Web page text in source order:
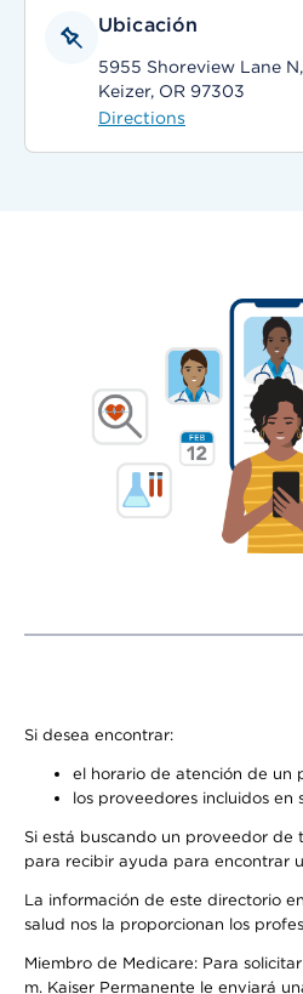
Ubicación
5955 Shoreview Lane
Keizer, OR 97303
Directions
Si desea encontrar:
el horario de atención de un
los proveedores incluidos en
Si está buscando un proveedor de
para recibir ayuda para encontrar
La información de este directorio
salud nos la proporcionan los
Miembro de Medicare: Para
m. Kaiser Permanente le enviará